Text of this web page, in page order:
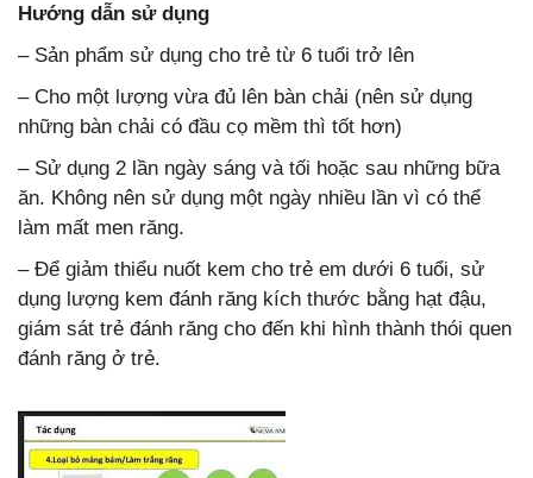
Hướng dẫn sử dụng
– Sản phẩm sử dụng cho trẻ từ 6 tuổi trở lên
– Cho một lượng vừa đủ lên bàn chải (nên sử dụng
những bàn chải có đầu cọ mềm thì tốt hơn)
– Sử dụng 2 lần ngày sáng và tối hoặc sau những bữa
ăn. Không nên sử dụng một ngày nhiều lần vì có thể
làm mất men răng.
– Để giảm thiểu nuốt kem cho trẻ em dưới 6 tuổi, sử
dụng lượng kem đánh răng kích thước bằng hạt đậu,
giám sát trẻ đánh răng cho đến khi hình thành thói quen
đánh răng ở trẻ.